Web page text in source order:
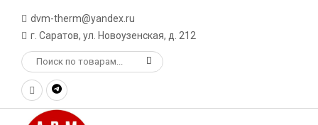
dvm-therm@yandex.ru
г. Саратов, ул. Новоузенская, д. 212